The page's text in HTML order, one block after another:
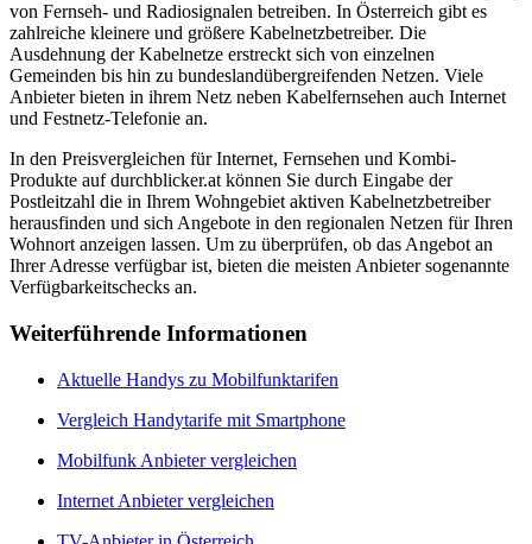
von Fernseh- und Radiosignalen betreiben. In Österreich gibt es
zahlreiche kleinere und größere Kabelnetzbetreiber. Die
Ausdehnung der Kabelnetze erstreckt sich von einzelnen
Gemeinden bis hin zu bundeslandübergreifenden Netzen. Viele
Anbieter bieten in ihrem Netz neben Kabelfernsehen auch Internet
und Festnetz-Telefonie an.
In den Preisvergleichen für Internet, Fernsehen und Kombi-
Produkte auf durchblicker.at können Sie durch Eingabe der
Postleitzahl die in Ihrem Wohngebiet aktiven Kabelnetzbetreiber
herausfinden und sich Angebote in den regionalen Netzen für Ihren
Wohnort anzeigen lassen. Um zu überprüfen, ob das Angebot an
Ihrer Adresse verfügbar ist, bieten die meisten Anbieter sogenannte
Verfügbarkeitschecks an.
Weiterführende Informationen
Aktuelle Handys zu Mobilfunktarifen
Vergleich Handytarife mit Smartphone
Mobilfunk Anbieter vergleichen
Internet Anbieter vergleichen